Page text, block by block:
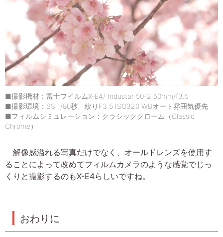
■撮影機材：富士フイルムX-E4/ Industar 50-2 50mm/f3.5
■撮影環境：SS 1/80秒 絞りF3.5 ISO320 WBオート雰囲気優先
■フィルムシミュレーション：クラシッククローム（Classic
Chrome）
解像感溢れる写真だけでなく、オールドレンズを使用す
ることによって改めてフィルムカメラのような感覚でじっ
くりと撮影するのもX-E4らしいですね。
おわりに